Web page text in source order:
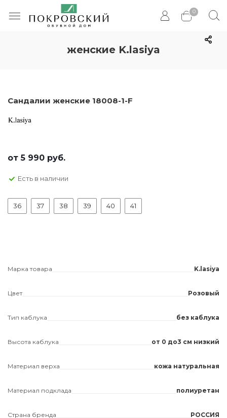
0
женские K.lasiya
Сандалии женские 18008-1-F
от5 990 руб.
Есть в наличии
36 37 38 39 40 41
Марка товара K.lasiya
Цвет Розовый
Тип каблука без каблука
Высота каблука от 0 до3 см низкий
Материал верха кожа натуральная
Материал подклада полиуретан
Страна бренда РОССИЯ